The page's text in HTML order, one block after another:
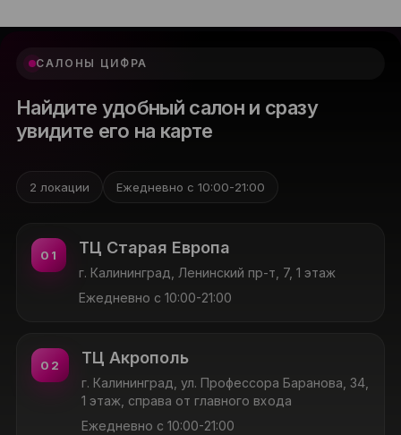
САЛОНЫ ЦИФРА
Найдите удобный салон и сразу
увидите его на карте
2 локации Ежедневно с 10:00-21:00
01 ТЦ Старая Европа
г. Калининград, Ленинский пр-т, 7, 1 этаж
Ежедневно с 10:00-21:00
02 ТЦ Акрополь
г. Калининград, ул. Профессора Баранова, 34,
1 этаж, справа от главного входа
Ежедневно с 10:00-21:00